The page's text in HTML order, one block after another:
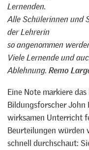
Lernenden.
Alle Schülerinnen und
der Lehrerin
so angenommen
Viele Lernende und
Ablehnung. Remo
Eine Note markiere
Bildungsforscher John
wirksamen Unterricht
Beurteilungen würden
schnell durchschaut: